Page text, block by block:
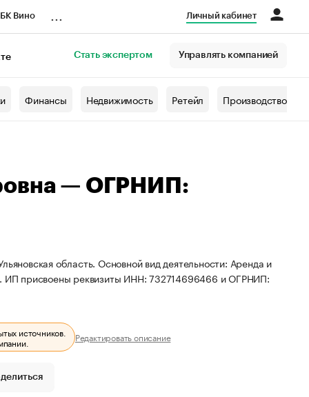
Вино Личный кабинет
Стать экспертом Управлять компанией
Финансы Недвижимость Ретейл Производство
— ОГРНИП:
область. Основной вид деятельности: Аренда и
присвоены реквизиты ИНН: 732714696466 и ОГРНИП:
источников.
Редактировать описание